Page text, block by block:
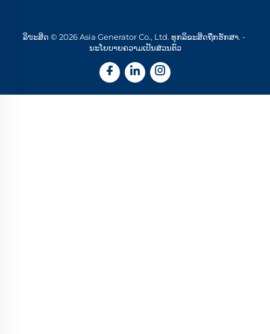
ລິขະສິດ © 2026 Asia Generator Co., Ltd. ທຸກລິຂະສິດຖືກຮັກສາ. -
ນະໂຍບາຍຄວາມເປັນສ່ວນຕົວ